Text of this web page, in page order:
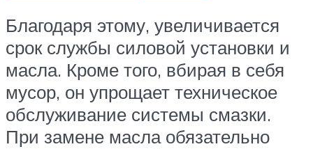
Благодаря этому, увеличивается
срок службы силовой установки и
масла. Кроме того, вбирая в себя
мусор, он упрощает техническое
обслуживание системы смазки.
При замене масла обязательно